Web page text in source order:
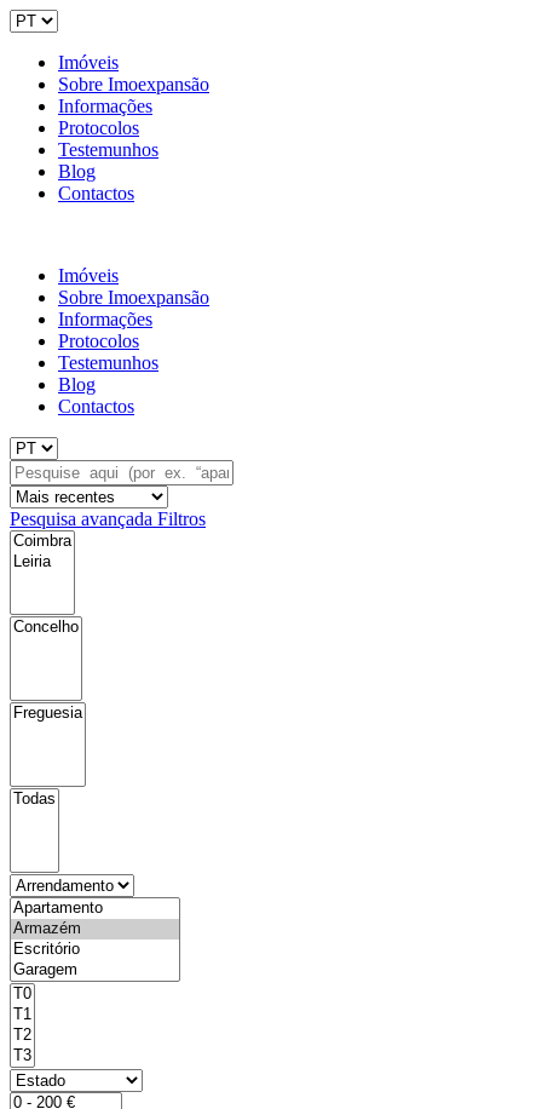
Imóveis
Sobre Imoexpansão
Informações
Protocolos
Testemunhos
Blog
Contactos
Imóveis
Sobre Imoexpansão
Informações
Protocolos
Testemunhos
Blog
Contactos
Pesquisa avançada Filtros